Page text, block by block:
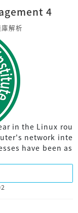
4
解析
in the Linux rou
network inte
have been as